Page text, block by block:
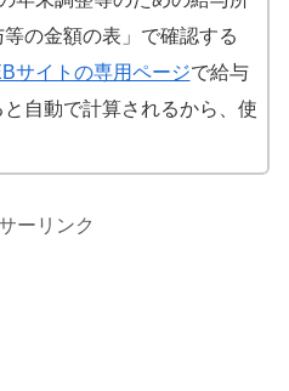
の金額の表」で確認する
サイトの専用ページで給与
自動で計算されるから、使
ーリンク